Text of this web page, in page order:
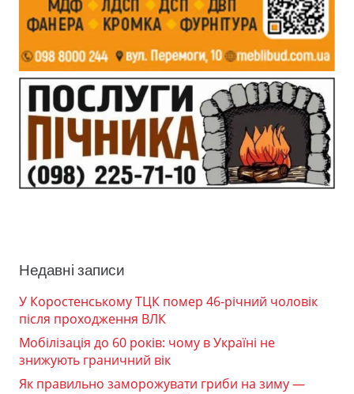
Недавні записи
У Коростенському ТЦК помер 46-річний чоловік
після проходження ВЛК
Мобілізація до 60 років: чому в Україні не
знижують граничний вік
Як правильно заморожувати гриби на зиму —